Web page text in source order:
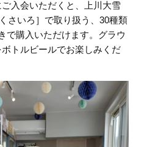
入会いただくと、上川大雪
さいろ］で取り扱う、30種類
で購入いただけます。グラウ
トルビールでお楽しみくだ